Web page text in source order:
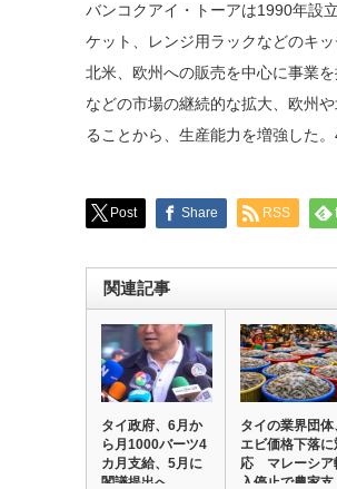
バンコクアイ・トーアは1990年設
ケット、レンジ用ラックなどのキ
北米、欧州への販売を中心に事業
などの市場の継続的な拡大、欧州
ることから、生産能力を増強した
Post Share RSS
関連記事
タイ政府、6月か
ら月1000バーツ4
カ月支給、5月に
閣議提出へ
タイの業界団体
エビ価格下落に
応 マレーシア
入停止で農家支